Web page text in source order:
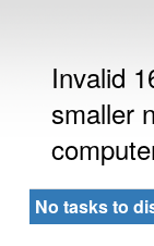
Invalid
smaller
No tasks to